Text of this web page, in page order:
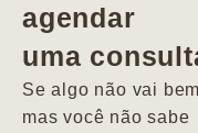
agendar
uma
Se algo não vai
mas você não sabe